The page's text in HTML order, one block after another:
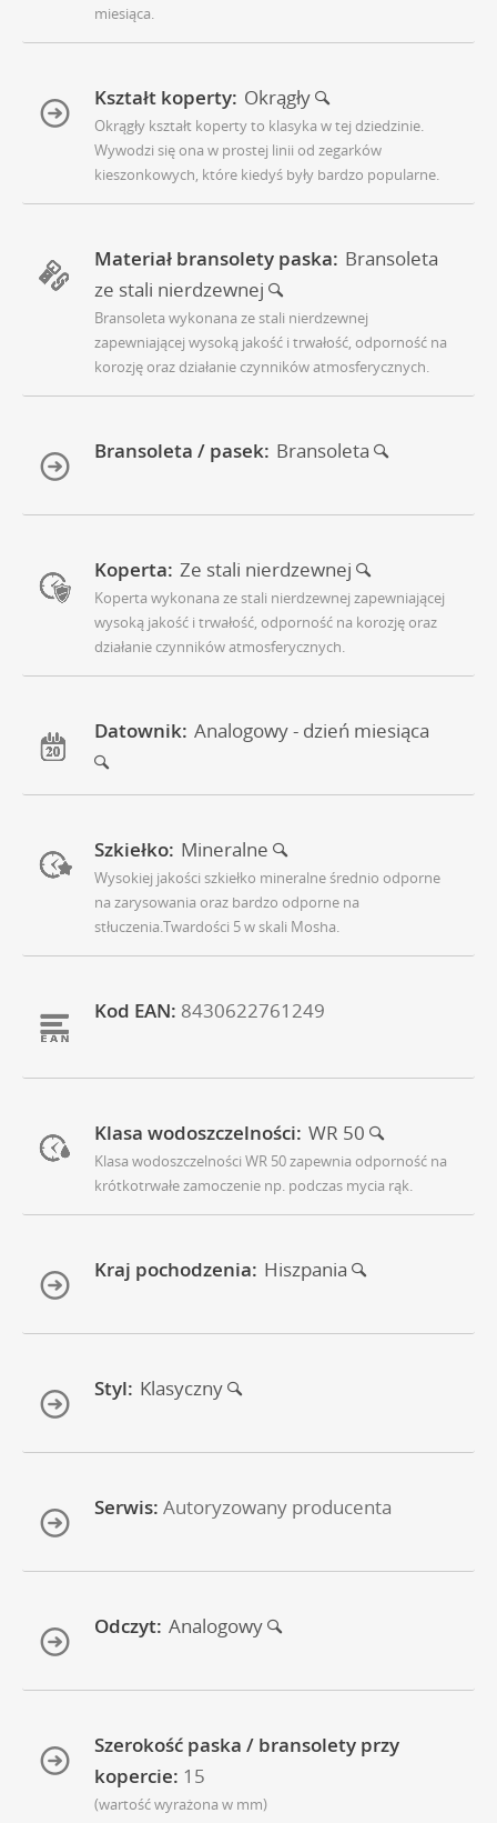
miesiąca.
Kształt koperty: Okrągły
Okrągły kształt koperty to klasyka w tej dziedzinie.
Wywodzi się ona w prostej linii od zegarków
kieszonkowych, które kiedyś były bardzo popularne.
Materiał bransolety paska: Bransoleta
ze stali nierdzewnej
Bransoleta wykonana ze stali nierdzewnej
zapewniającej wysoką jakość i trwałość, odporność na
korozję oraz działanie czynników atmosferycznych.
Bransoleta / pasek: Bransoleta
Koperta: Ze stali nierdzewnej
Koperta wykonana ze stali nierdzewnej zapewniającej
wysoką jakość i trwałość, odporność na korozję oraz
działanie czynników atmosferycznych.
Datownik: Analogowy - dzień miesiąca
Szkiełko: Mineralne
Wysokiej jakości szkiełko mineralne średnio odporne
na zarysowania oraz bardzo odporne na
stłuczenia.Twardości 5 w skali Mosha.
Kod EAN: 8430622761249
Klasa wodoszczelności: WR 50
Klasa wodoszczelności WR 50 zapewnia odporność na
krótkotrwałe zamoczenie np. podczas mycia rąk.
Kraj pochodzenia: Hiszpania
Styl: Klasyczny
Serwis: Autoryzowany producenta
Odczyt: Analogowy
Szerokość paska / bransolety przy
kopercie: 15
(wartość wyrażona w mm)